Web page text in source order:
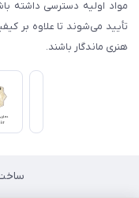
مواد اولیه دسترسی داشته
تأیید می‌شوند تا علاوه بر
هنری ماندگار باشند.